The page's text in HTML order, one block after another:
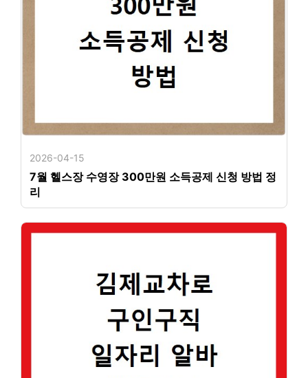
2026-04-15
7월 헬스장 수영장 300만원 소득공제 신청 방법 정
리